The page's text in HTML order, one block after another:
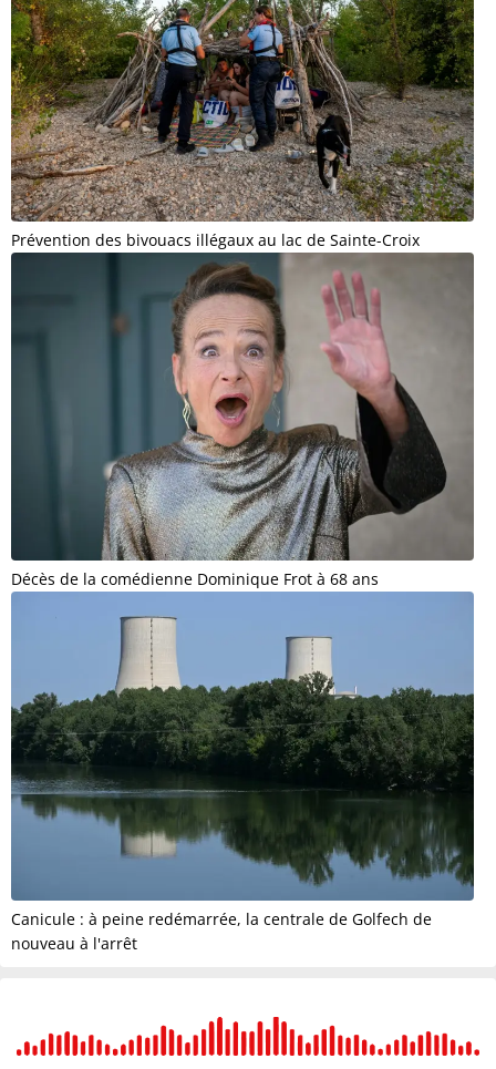
Prévention des bivouacs illégaux au lac de Sainte-Croix
Décès de la comédienne Dominique Frot à 68 ans
Canicule : à peine redémarrée, la centrale de Golfech de
nouveau à l'arrêt